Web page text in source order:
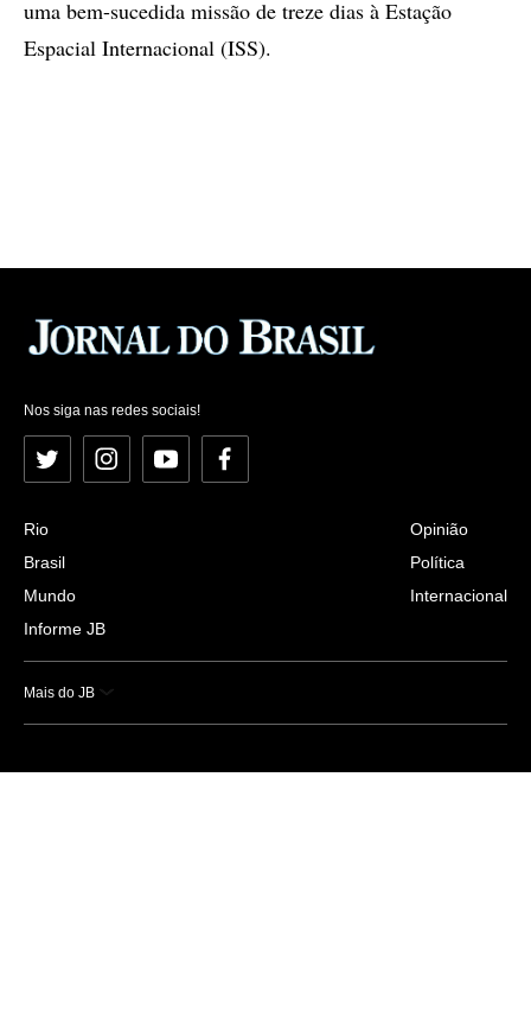
uma bem-sucedida missão de treze dias à Estação
Espacial Internacional (ISS).
Nos siga nas redes sociais!
Twitter InstagramYouTubeFacebook
Rio
Brasil
Mundo
Informe JB
Opinião
Política
Internacional
Mais do JB
Esportes